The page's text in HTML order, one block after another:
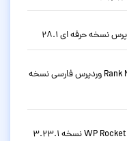
دانلود افزونه سئو حرفه ای رنک مث Rank Math Pro وردپرس فارسی نسخه